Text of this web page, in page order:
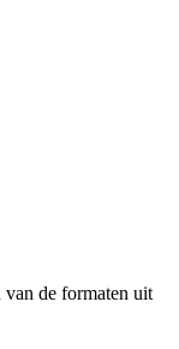
de formaten uit